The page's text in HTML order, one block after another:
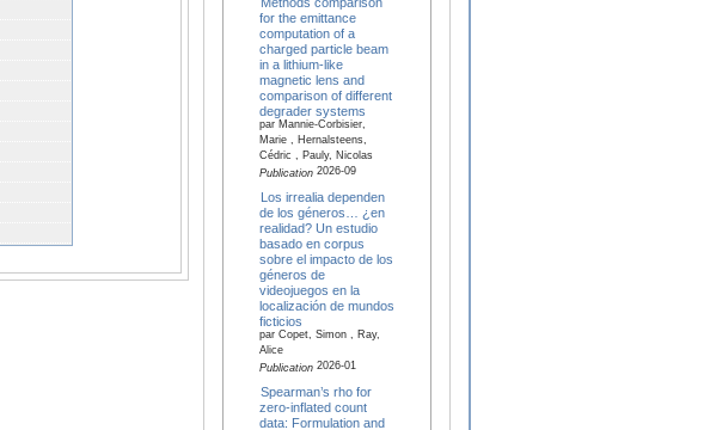
for the emittance
computation of a
charged particle beam
in a lithium-like
magnetic lens and
comparison of different
degrader systems
par Mannie-Corbisier,
Marie , Hernalsteens,
Cédric , Pauly, Nicolas
Publication2026-09
Los irrealia dependen
de los géneros… ¿en
realidad? Un estudio
basado en corpus
sobre el impacto de los
géneros de
videojuegos en la
localización de mundos
ficticios
par Copet, Simon , Ray,
Alice
Publication2026-01
Spearman’s rho for
zero-inflated count
data: Formulation and